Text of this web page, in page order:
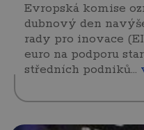
Evropská komise
dubnový den
rady pro inovace
euro na podporu
středních podniků…